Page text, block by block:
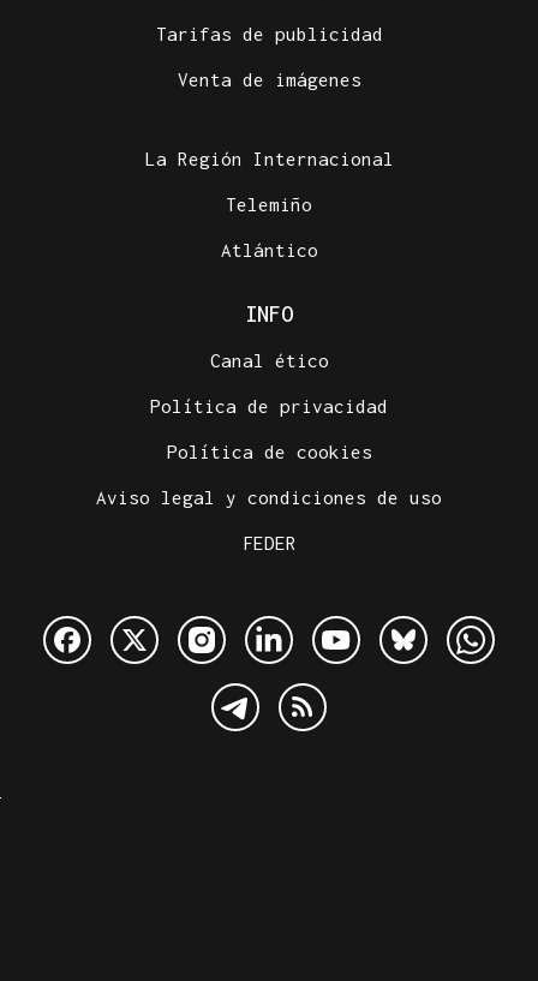
Tarifas de publicidad
Venta de imágenes
La Región Internacional
Telemiño
Atlántico
INFO
Canal ético
Política de privacidad
Política de cookies
Aviso legal y condiciones de uso
FEDER